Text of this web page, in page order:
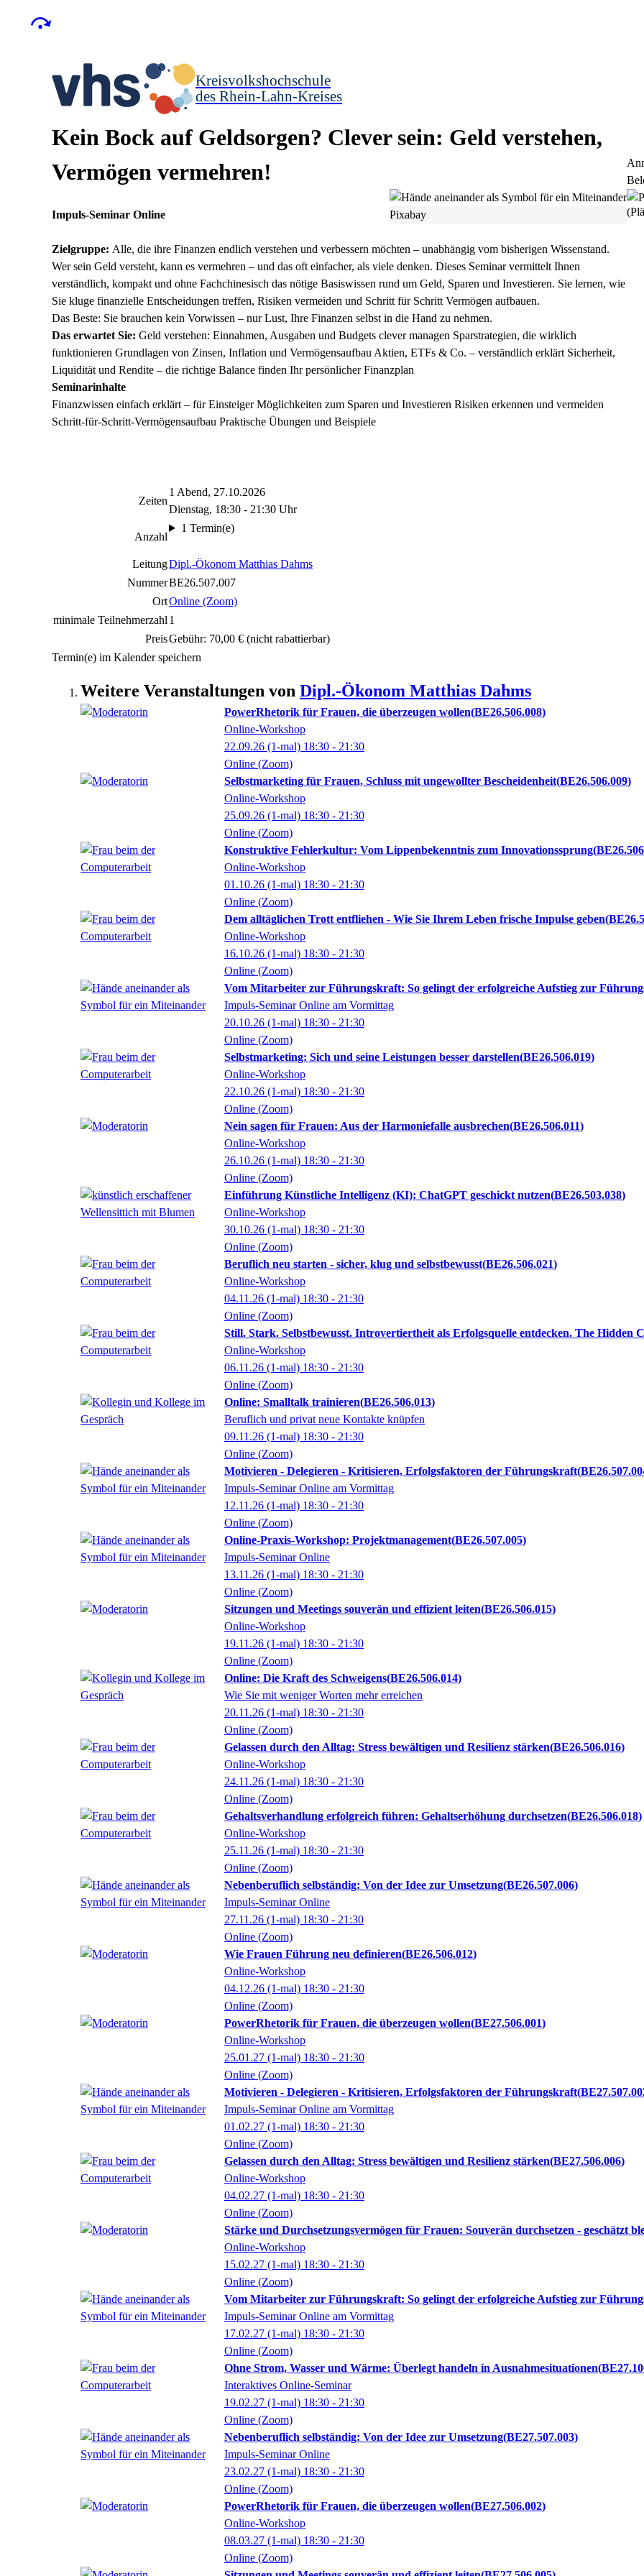
Kreisvolkshochschule
des Rhein-Lahn-Kreises
Kein Bock auf Geldsorgen? Clever sein: Geld verstehen,
Vermögen vermehren!
Pixabay
Impuls-Seminar Online
Zielgruppe: Alle, die ihre Finanzen endlich verstehen und verbessern möchten – unabhängig vom bisherigen Wissenstand.
Wer sein Geld versteht, kann es vermehren – und das oft einfacher, als viele denken. Dieses Seminar vermittelt Ihnen
verständlich, kompakt und ohne Fachchinesisch das nötige Basiswissen rund um Geld, Sparen und Investieren. Sie lernen, wie
Sie kluge finanzielle Entscheidungen treffen, Risiken vermeiden und Schritt für Schritt Vermögen aufbauen.
Das Beste: Sie brauchen kein Vorwissen – nur Lust, Ihre Finanzen selbst in die Hand zu nehmen.
Das erwartet Sie: Geld verstehen: Einnahmen, Ausgaben und Budgets clever managen Sparstrategien, die wirklich
funktionieren Grundlagen von Zinsen, Inflation und Vermögensaufbau Aktien, ETFs & Co. – verständlich erklärt Sicherheit,
Liquidität und Rendite – die richtige Balance finden Ihr persönlicher Finanzplan
Seminarinhalte
Finanzwissen einfach erklärt – für Einsteiger Möglichkeiten zum Sparen und Investieren Risiken erkennen und vermeiden
Schritt-für-Schritt-Vermögensaufbau Praktische Übungen und Beispiele
Zeiten
1 Abend, 27.10.2026
Dienstag, 18:30 - 21:30 Uhr
Anzahl
1 Termin(e)
LeitungDipl.-Ökonom Matthias Dahms
NummerBE26.507.007
OrtOnline (Zoom)
minimale Teilnehmerzahl 1
PreisGebühr: 70,00 € (nicht rabattierbar)
Termin(e) im Kalender speichern
Weitere Veranstaltungen von Dipl.-Ökonom Matthias Dahms
PowerRhetorik für Frauen, die überzeugen wollen BE26.506.008
Online-Workshop
22.09.26 (1-mal) 18:30 - 21:30
Online (Zoom)
Selbstmarketing für Frauen, Schluss mit ungewollter Bescheidenheit BE26.506.009
Online-Workshop
25.09.26 (1-mal) 18:30 - 21:30
Online (Zoom)
Konstruktive Fehlerkultur: Vom Lippenbekenntnis zum Innovationssprung
Online-Workshop
01.10.26 (1-mal) 18:30 - 21:30
Online (Zoom)
Dem alltäglichen Trott entfliehen - Wie Sie Ihrem Leben frische Impulse geben
Online-Workshop
16.10.26 (1-mal) 18:30 - 21:30
Online (Zoom)
Vom Mitarbeiter zur Führungskraft: So gelingt der erfolgreiche Aufstieg zur
Impuls-Seminar Online am Vormittag
20.10.26 (1-mal) 18:30 - 21:30
Online (Zoom)
Selbstmarketing: Sich und seine Leistungen besser darstellen BE26.506.019
Online-Workshop
22.10.26 (1-mal) 18:30 - 21:30
Online (Zoom)
Nein sagen für Frauen: Aus der Harmoniefalle ausbrechen BE26.506.011
Online-Workshop
26.10.26 (1-mal) 18:30 - 21:30
Online (Zoom)
Einführung Künstliche Intelligenz (KI): ChatGPT geschickt nutzen BE26.503.038
Online-Workshop
30.10.26 (1-mal) 18:30 - 21:30
Online (Zoom)
Beruflich neu starten - sicher, klug und selbstbewusst BE26.506.021
Online-Workshop
04.11.26 (1-mal) 18:30 - 21:30
Online (Zoom)
Still. Stark. Selbstbewusst. Introvertiertheit als Erfolgsquelle entdecken. The Hidden
Online-Workshop
06.11.26 (1-mal) 18:30 - 21:30
Online (Zoom)
Online: Smalltalk trainieren BE26.506.013
Beruflich und privat neue Kontakte knüpfen
09.11.26 (1-mal) 18:30 - 21:30
Online (Zoom)
Motivieren - Delegieren - Kritisieren, Erfolgsfaktoren der Führungskraft
Impuls-Seminar Online am Vormittag
12.11.26 (1-mal) 18:30 - 21:30
Online (Zoom)
Online-Praxis-Workshop: Projektmanagement BE26.507.005
Impuls-Seminar Online
13.11.26 (1-mal) 18:30 - 21:30
Online (Zoom)
Sitzungen und Meetings souverän und effizient leiten BE26.506.015
Online-Workshop
19.11.26 (1-mal) 18:30 - 21:30
Online (Zoom)
Online: Die Kraft des Schweigens BE26.506.014
Wie Sie mit weniger Worten mehr erreichen
20.11.26 (1-mal) 18:30 - 21:30
Online (Zoom)
Gelassen durch den Alltag: Stress bewältigen und Resilienz stärken BE26.506.016
Online-Workshop
24.11.26 (1-mal) 18:30 - 21:30
Online (Zoom)
Gehaltsverhandlung erfolgreich führen: Gehaltserhöhung durchsetzen BE26.506.018
Online-Workshop
25.11.26 (1-mal) 18:30 - 21:30
Online (Zoom)
Nebenberuflich selbständig: Von der Idee zur Umsetzung BE26.507.006
Impuls-Seminar Online
27.11.26 (1-mal) 18:30 - 21:30
Online (Zoom)
Wie Frauen Führung neu definieren BE26.506.012
Online-Workshop
04.12.26 (1-mal) 18:30 - 21:30
Online (Zoom)
PowerRhetorik für Frauen, die überzeugen wollen BE27.506.001
Online-Workshop
25.01.27 (1-mal) 18:30 - 21:30
Online (Zoom)
Motivieren - Delegieren - Kritisieren, Erfolgsfaktoren der Führungskraft
Impuls-Seminar Online am Vormittag
01.02.27 (1-mal) 18:30 - 21:30
Online (Zoom)
Gelassen durch den Alltag: Stress bewältigen und Resilienz stärken BE27.506.006
Online-Workshop
04.02.27 (1-mal) 18:30 - 21:30
Online (Zoom)
Stärke und Durchsetzungsvermögen für Frauen: Souverän durchsetzen - geschätzt
Online-Workshop
15.02.27 (1-mal) 18:30 - 21:30
Online (Zoom)
Vom Mitarbeiter zur Führungskraft: So gelingt der erfolgreiche Aufstieg zur
Impuls-Seminar Online am Vormittag
17.02.27 (1-mal) 18:30 - 21:30
Online (Zoom)
Ohne Strom, Wasser und Wärme: Überlegt handeln in Ausnahmesituationen
Interaktives Online-Seminar
19.02.27 (1-mal) 18:30 - 21:30
Online (Zoom)
Nebenberuflich selbständig: Von der Idee zur Umsetzung BE27.507.003
Impuls-Seminar Online
23.02.27 (1-mal) 18:30 - 21:30
Online (Zoom)
PowerRhetorik für Frauen, die überzeugen wollen BE27.506.002
Online-Workshop
08.03.27 (1-mal) 18:30 - 21:30
Online (Zoom)